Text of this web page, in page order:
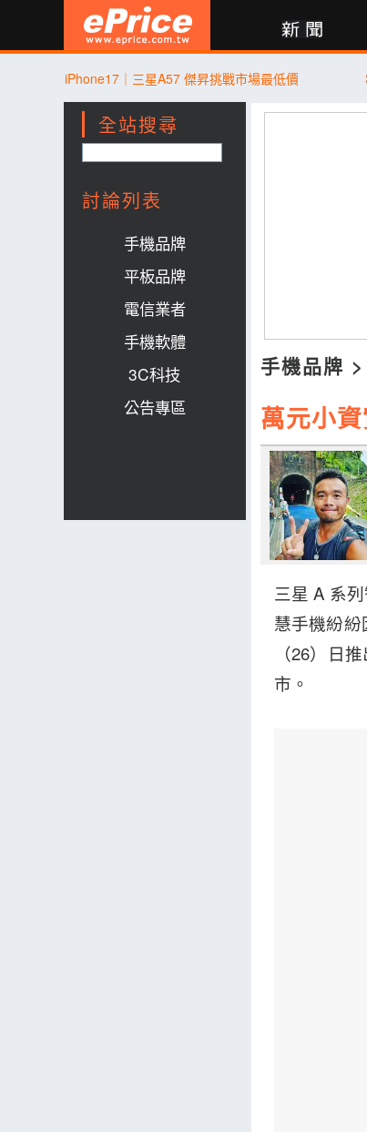
評測 討論 產品 買賣
iPhone17｜三星A57 傑昇挑戰市場最低價
全站搜尋
討論列表
手機品牌
平板品牌
電信業者
手機軟體
3C科技
公告專區
手機品牌 >
萬元小
三星 A 系
慧手機紛
（26）日
市。